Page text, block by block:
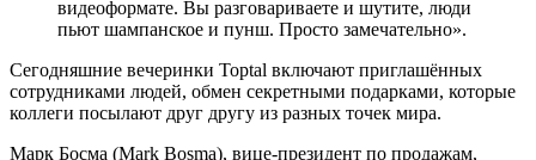
видеоформате. Вы разговариваете и шутите, люди
пьют шампанское и пунш. Просто замечательно».
Сегодняшние вечеринки Toptal включают приглашённых
сотрудниками людей, обмен секретными подарками, которые
коллеги посылают друг другу из разных точек мира.
Марк Босма (Mark Bosma), вице-президент по продажам,